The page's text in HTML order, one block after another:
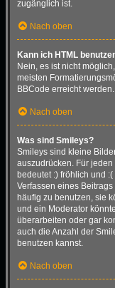
zugänglich ist.
Nach oben
Kann ich HTML
Nein, es ist nicht
meisten
BBCode erreicht werden.
Nach oben
Was sind Smileys?
Smileys sind kleine
auszudrücken. Für
bedeutet :) fröhlich und
Verfassen eines
häufig zu benutzen, sie
und ein Moderator
überarbeiten oder gar
auch die Anzahl der
benutzen kannst.
Nach oben